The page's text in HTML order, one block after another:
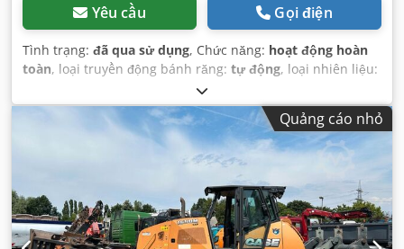
Yêu cầu Gọi điện
Tình trạng: đã qua sử dụng, Chức năng: hoạt động hoàn
toàn, loại truyền động bánh răng: tự động, loại nhiên liệu:
, trọng lượng vận hành:7.500 kg
đăng ký lần đầu:10/1977, Năm sản xuất:1977, Thiết bị:
Quảng cáo nhỏ